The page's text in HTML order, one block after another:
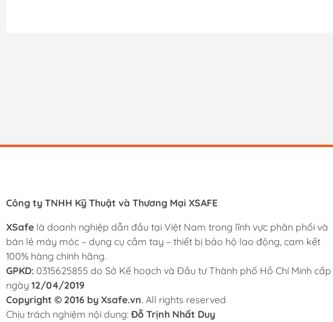
Công ty TNHH Kỹ Thuật và Thương Mại XSAFE
XSafe là doanh nghiệp dẫn đầu tại Việt Nam trong lĩnh vực phân phối và
bán lẻ máy móc – dụng cụ cầm tay – thiết bị bảo hộ lao động, cam kết
100% hàng chính hãng.
GPKD: 0315625855 do Sở Kế hoạch và Đầu tư Thành phố Hồ Chí Minh cấp
ngày 12/04/2019
Copyright © 2016 by Xsafe.vn. All rights reserved
Chịu trách nghiệm nội dung: Đỗ Trịnh Nhất Duy